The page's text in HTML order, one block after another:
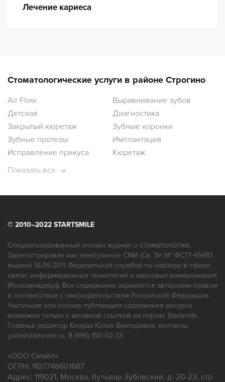
Лечение кариеса
Стоматологические услуги в районе Строгино
Air Flow
Выравнивание зубов
Детская
Диагностика
Закрытый кюретаж
Зубные коронки
Зубные протезы
Имплантация
Исправление прикуса
Кюретаж
Лечение десен
Протезирование
Профгигиена
Ремонт зубных протезов
Показать все
© 2010–2022 STARTSMILE
Специализированный онлайн журнал о стоматологии.
Зарегистрирован как электронное СМИ (Св. Эл № ФС77-45487,
выдано 16.06.2011 Федеральной службой по надзору в сфере
связи, информационных технологий и массовых коммуникаций
(Роскомнадзор)). Все содержание охраняется авторским правом
в соответствии с законодательством Российской Федерации.
Частичная или полная публикация содержания ресурса
возможна только с активной ссылкой на портал Startsmile.
Главный редактор Клоуда Юлия Викторовна, контакты
yulia@startsmile.ru, 8 (495) 150-02-33
«ООО Смайл»
ОГРН: 1107746601687
Адрес: 119021, Москва, бульвар Зубовский, д. 20-23, стр.